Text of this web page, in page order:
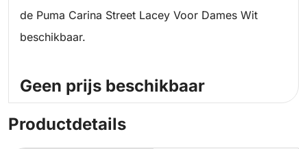
de Puma Carina Street Lacey Voor Dames Wit
beschikbaar.
Geen prijs beschikbaar
Productdetails